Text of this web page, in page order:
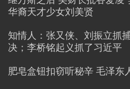
华裔天才少女刘美贤
知情人：张又侠、刘振立抓
决；李桥铭起义抓了习近平
肥皂盒钮扣窃听秘辛 毛泽东